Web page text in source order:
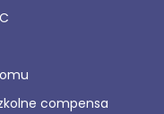
compensa